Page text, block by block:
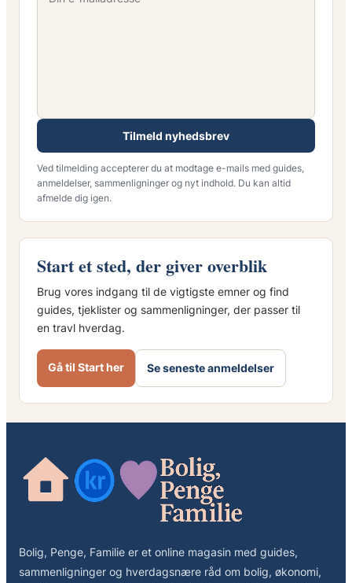
Tilmeld nyhedsbrev
Ved tilmelding accepterer du at modtage e-mails med guides,
anmeldelser, sammenligninger og nyt indhold. Du kan altid
afmelde dig igen.
Start et sted, der giver overblik
Brug vores indgang til de vigtigste emner og find
guides, tjeklister og sammenligninger, der passer til
en travl hverdag.
Gå til Start her Se seneste anmeldelser
Bolig, Penge, Familie er et online magasin med guides,
sammenligninger og hverdagsnære råd om bolig, økonomi,